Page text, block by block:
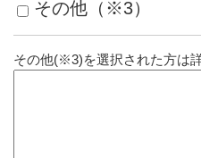
その他（※3）
その他(※3)を選択された方は